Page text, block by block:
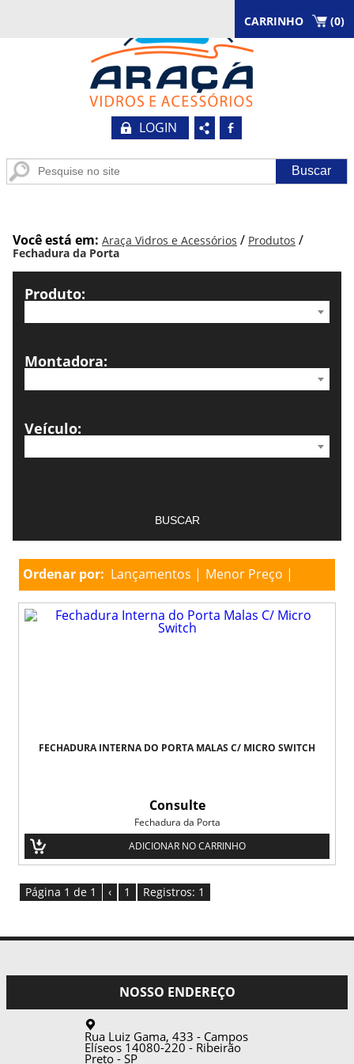
LOGIN b
CARRINHO (0)
Você está em: Araça Vidros e Acessórios / Produtos /
Fechadura da Porta
Produto:
Montadora:
Veículo:
Ordenar por: Lançamentos
Menor Preço
Maior Preço
FECHADURA INTERNA DO PORTA MALAS C/ MICRO SWITCH
Consulte
Fechadura da Porta
ADICIONAR NO CARRINHO
Página 1 de 1 ‹ 1 Registros: 1
NOSSO ENDEREÇO
Rua Luiz Gama, 433 - Campos
Elíseos 14080-220 - Ribeirão
Preto - SP